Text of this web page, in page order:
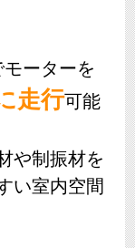
ーターを
走行可能
や制振材を
い室内空間